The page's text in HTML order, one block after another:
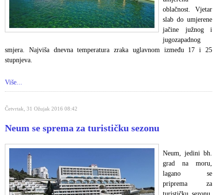
oblačnost. Vjetar
slab do umjerene
jačine južnog i
jugozapadnog
smjera. Najviša dnevna temperatura zraka uglavnom između 17 i 25
stupnjeva.
Više...
Četvrtak, 31 Ožujak 2016 08:42
Neum se sprema za turističku sezonu
Neum, jedini bh.
grad na moru,
lagano se
priprema za